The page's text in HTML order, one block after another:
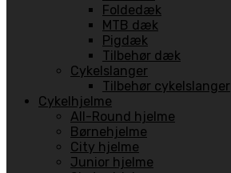
Foldedæk
MTB dæk
Pigdæk
Tilbehør dæk
Cykelslanger
Tilbehør cykelslanger
Cykelhjelme
All-Round hjelme
Børnehjelme
City hjelme
Junior hjelme